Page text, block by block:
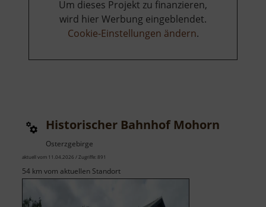
Um dieses Projekt zu finanzieren,
wird hier Werbung eingeblendet.
Cookie-Einstellungen ändern.
Historischer Bahnhof Mohorn
Osterzgebirge
aktuell vom 11.04.2026 / Zugriffe: 891
54 km vom aktuellen Standort